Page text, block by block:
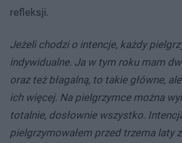
refleksji.
Jeżeli chodzi o intencje, każdy
indywidualne. Ja w tym roku mam
oraz też błagalną, to takie główne,
ich więcej. Na pielgrzymce można
totalnie, dosłownie wszystko.
pielgrzymowałem przed trzema laty